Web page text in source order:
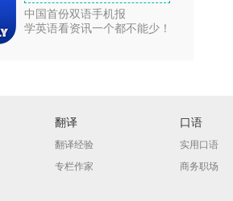
中国首份双语手机报
学英语看资讯一个都不能少！
翻译
翻译经验
专栏作家
口语
实用口语
商务职场